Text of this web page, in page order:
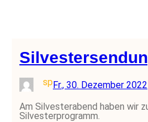
spFr., 30. Dezember 2022
Am Silvesterabend haben wir
Silvesterprogramm.